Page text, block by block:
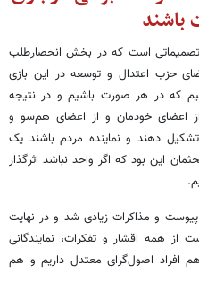
باشند
تصمیماتی است که در بخش انحصارطلب
حزب اعتدال و توسعه در این بازی
که در هر صورت باشیم و در نتیجه
اعضای خودمان و از اعضای هم‌سو و
دهند و نماینده مردم باشند یک
این بود که اگر واحد نباشد اثرگذار
و مذاکرات زیادی شد و در نهایت
همه اقشار و تفکرات، نمایندگانی
افراد اصول‌گرای معتدل داریم و هم